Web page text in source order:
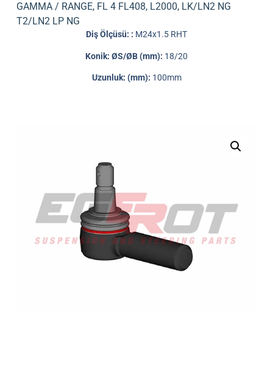
GAMMA / RANGE, FL 4 FL408, L2000, LK/LN2 NG
T2/LN2 LP NG
Diş Ölçüsü: : M24x1.5 RHT
Konik: ØS/ØB (mm): 18/20
Uzunluk: (mm): 100mm